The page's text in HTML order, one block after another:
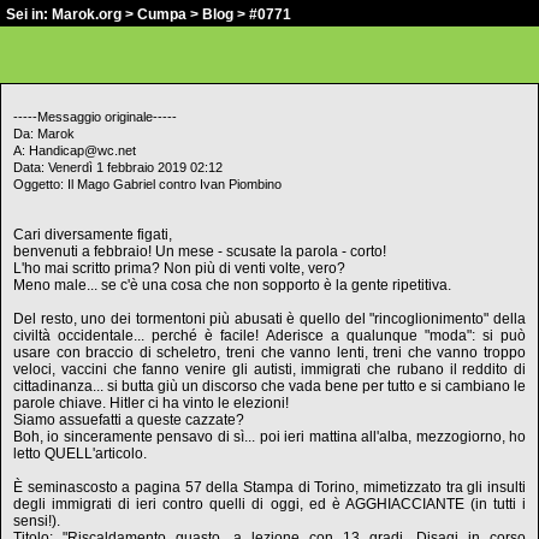
Sei in: Marok.org > Cumpa > Blog > #0771
-----Messaggio originale-----
Da: Marok
A: Handicap@wc.net
Data: Venerdì 1 febbraio 2019 02:12
Oggetto: Il Mago Gabriel contro Ivan Piombino
Cari diversamente figati,
benvenuti a febbraio! Un mese - scusate la parola - corto!
L'ho mai scritto prima? Non più di venti volte, vero?
Meno male... se c'è una cosa che non sopporto è la gente ripetitiva.
Del resto, uno dei tormentoni più abusati è quello del "rincoglionimento" della
civiltà occidentale... perché è facile! Aderisce a qualunque "moda": si può
usare con braccio di scheletro, treni che vanno lenti, treni che vanno troppo
veloci, vaccini che fanno venire gli autisti, immigrati che rubano il reddito di
cittadinanza... si butta giù un discorso che vada bene per tutto e si cambiano le
parole chiave. Hitler ci ha vinto le elezioni!
Siamo assuefatti a queste cazzate?
Boh, io sinceramente pensavo di sì... poi ieri mattina all'alba, mezzogiorno, ho
letto QUELL'articolo.
È seminascosto a pagina 57 della Stampa di Torino, mimetizzato tra gli insulti
degli immigrati di ieri contro quelli di oggi, ed è AGGHIACCIANTE (in tutti i
sensi!).